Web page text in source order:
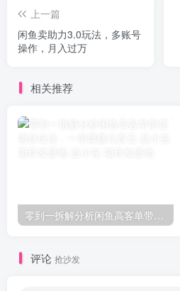
上一篇
闲鱼卖助力3.0玩法，多账号
操作，月入过万
相关推荐
零到一拆解分析闲鱼高客单带货项目玩法，一单爆赚几百元-品小先项目发源地
评论 抢沙发